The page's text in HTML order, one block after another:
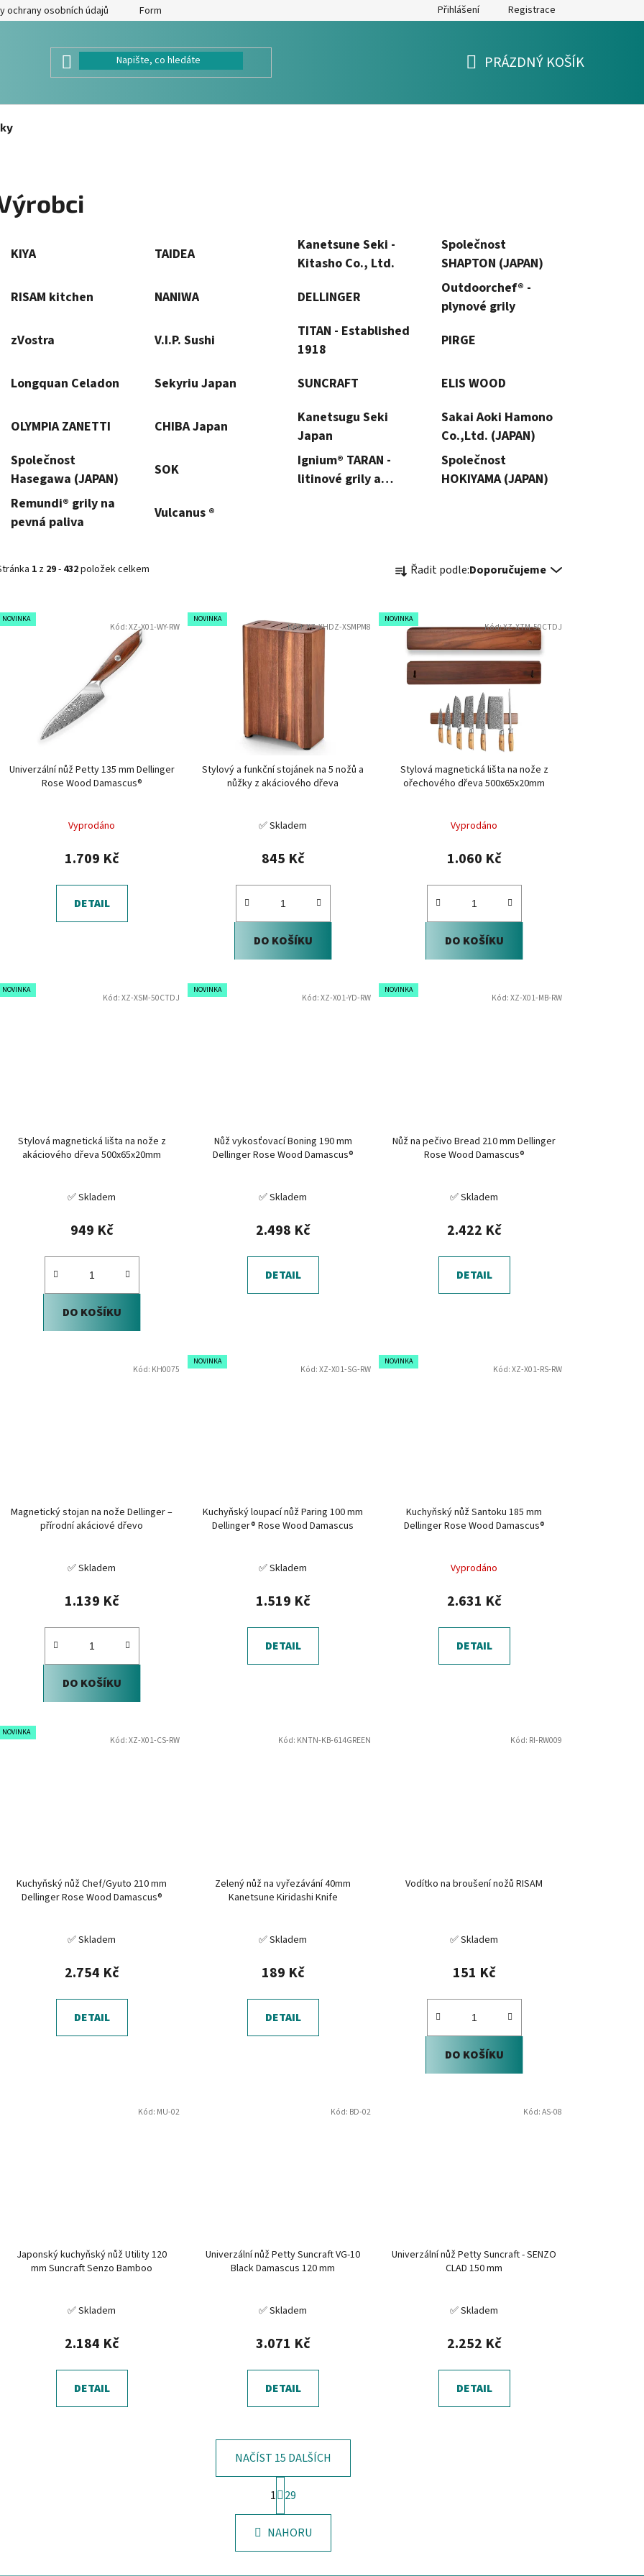
ochrany osobních údajů Formulář pro odstoupení od kupní smlouvy Formulář pro reklamaci a výměnu zboží Moje objednávka
Přihlášení Registrace
PRÁZDNÝ KOŠÍK
KIYA TAIDEA
Kanetsune Seki -
Kitasho Co., Ltd.
Společnost
SHAPTON (JAPAN)
RISAM kitchen
NANIWA DELLINGER
Outdoorchef® -
plynové grily
zVostra
V.I.P. Sushi
TITAN - Established
1918
PIRGE
Longquan Celadon Sekyriu Japan SUNCRAFT ELIS WOOD
OLYMPIA ZANETTI CHIBA Japan
Kanetsugu Seki
Japan
Sakai Aoki Hamono
Co.,Ltd. (JAPAN)
Společnost
Hasegawa (JAPAN)
SOK
Ignium® TARAN -
litinové grily a
Společnost
HOKIYAMA (JAPAN)
Remundi® grily na
pevná paliva
Vulcanus ®
1 z 29- 432položek celkem
a
e
k
Řadit podle:Doporučujeme
NOVINKA
Univerzální nůž Petty 135 mm Dellinger
Rose Wood Damascus®
Vyprodáno
1.709 Kč
DETAIL
Kód:XZ-X01-WY-RW
NOVINKA
Stylový a funkční stojánek na 5 nožů a
nůžky z akáciového dřeva
✅ Skladem
845 Kč
DO KOŠÍKU
Kód:XZ-XHDZ-XSMPM8
NOVINKA
Stylová magnetická lišta na nože z
ořechového dřeva 500x65x20mm
Vyprodáno
1.060 Kč
DO KOŠÍKU
Kód:XZ-XTM-50CTDJ
NOVINKA
Stylová magnetická lišta na nože z
akáciového dřeva 500x65x20mm
✅ Skladem
949 Kč
DO KOŠÍKU
Kód:XZ-XSM-50CTDJ
NOVINKA
Nůž vykosťovací Boning 190 mm
Dellinger Rose Wood Damascus®
✅ Skladem
2.498 Kč
DETAIL
Kód:XZ-X01-YD-RW
NOVINKA
Nůž na pečivo Bread 210 mm Dellinger
Rose Wood Damascus®
✅ Skladem
2.422 Kč
DETAIL
Kód:XZ-X01-MB-RW
Magnetický stojan na nože Dellinger –
přírodní akáciové dřevo
✅ Skladem
1.139 Kč
DO KOŠÍKU
Kód: KH0075
NOVINKA
Kuchyňský loupací nůž Paring 100 mm
Dellinger® Rose Wood Damascus
✅ Skladem
1.519 Kč
DETAIL
Kód:XZ-X01-SG-RW
NOVINKA
Kuchyňský nůž Santoku 185 mm
Dellinger Rose Wood Damascus®
Vyprodáno
2.631 Kč
DETAIL
Kód:XZ-X01-RS-RW
NOVINKA
Kuchyňský nůž Chef/Gyuto 210 mm
Dellinger Rose Wood Damascus®
✅ Skladem
2.754 Kč
DETAIL
Kód:XZ-X01-CS-RW
Zelený nůž na vyřezávání 40mm
Kanetsune Kiridashi Knife
✅ Skladem
189 Kč
DETAIL
Kód: KNTN-KB-614GREEN
Vodítko na broušení nožů RISAM
✅ Skladem
151 Kč
DO KOŠÍKU
Kód: RI-RW009
Japonský kuchyňský nůž Utility 120
mm Suncraft Senzo Bamboo
✅ Skladem
2.184 Kč
DETAIL
Kód: MU-02
Univerzální nůž Petty Suncraft VG-10
Black Damascus 120 mm
✅ Skladem
3.071 Kč
DETAIL
Kód: BD-02
Univerzální nůž Petty Suncraft - SENZO
CLAD 150 mm
✅ Skladem
2.252 Kč
DETAIL
Kód:AS-08
O
v
l
á
NAČÍST 15 DALŠÍCH
S
t
r
n
k
1 29
NAHORU